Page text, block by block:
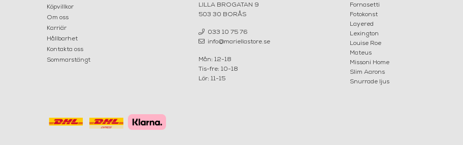
Köpvillkor
Om oss
Karriär
Hållbarhet
Kontakta oss
Sommarstängt
LILLA BROGATAN 9
503 30 BORÅS
033 10 75 76
info@mariellastore.se
Mån: 12-18
Tis-fre: 10-18
Lör: 11-15
Fornasetti
Fotokonst
Layered
Lexington
Louise Roe
Mateus
Missoni Home
Slim Aarons
Snurrade ljus